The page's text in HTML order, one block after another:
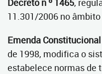
Decreto n º 1465,
11.301/2006 no
Emenda Constitucional
de 1998, modifica o
estabelece normas de